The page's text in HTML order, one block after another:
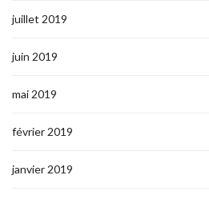
juillet 2019
juin 2019
mai 2019
février 2019
janvier 2019